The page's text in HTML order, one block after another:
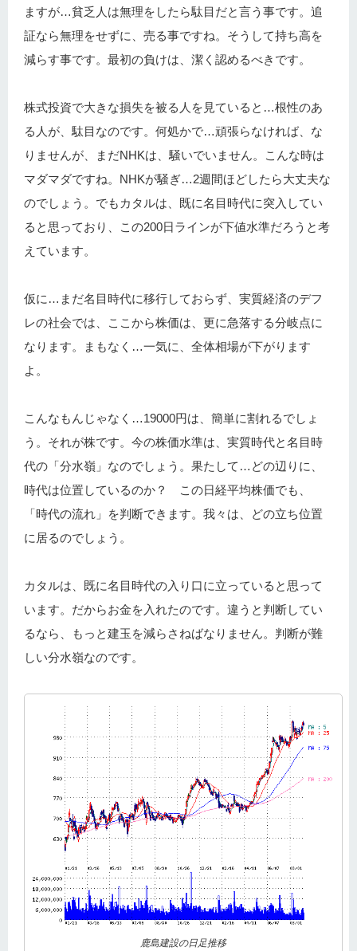
ますが…貧乏人は無理をしたら駄目だと言う事です。追
証なら無理をせずに、売る事ですね。そうして持ち高を
減らす事です。最初の負けは、潔く認めるべきです。
株式投資で大きな損失を被る人を見ていると…根性のあ
る人が、駄目なのです。何処かで…頑張らなければ、な
りませんが、まだNHKは、騒いでいません。こんな時は
マダマダですね。NHKが騒ぎ…2週間ほどしたら大丈夫な
のでしょう。でもカタルは、既に名目時代に突入してい
ると思っており、この200日ラインが下値水準だろうと考
えています。
仮に…まだ名目時代に移行しておらず、実質経済のデフ
レの社会では、ここから株価は、更に急落する分岐点に
なります。まもなく…一気に、全体相場が下がります
よ。
こんなもんじゃなく…19000円は、簡単に割れるでしょ
う。それが株です。今の株価水準は、実質時代と名目時
代の「分水嶺」なのでしょう。果たして…どの辺りに、
時代は位置しているのか？ この日経平均株価でも、
「時代の流れ」を判断できます。我々は、どの立ち位置
に居るのでしょう。
カタルは、既に名目時代の入り口に立っていると思って
います。だからお金を入れたのです。違うと判断してい
るなら、もっと建玉を減らさねばなりません。判断が難
しい分水嶺なのです。
鹿島建設の日足推移